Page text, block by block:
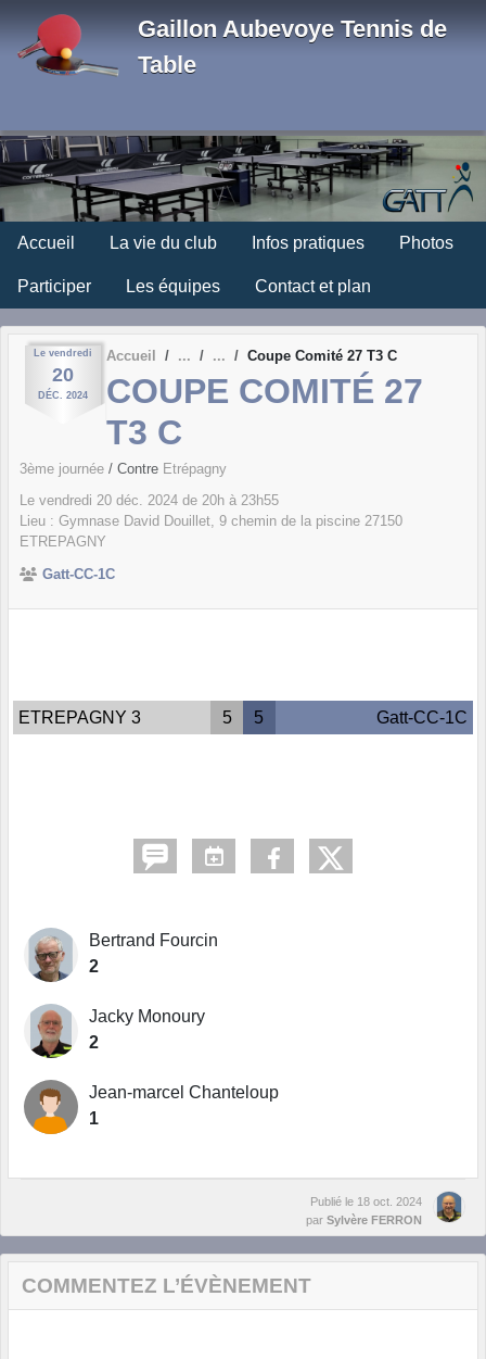
Gaillon Aubevoye Tennis de
Table
Accueil La vie du club Infos pratiques Photos
Participer Les équipes Contact et plan
Le vendredi
20
DÉC. 2024
Accueil Coupe Comité 27 T3 C
COUPE COMITÉ 27
T3 C
3ème journée / Contre Etrépagny
Le vendredi 20 déc. 2024 de 20h à 23h55
Lieu : Gymnase David Douillet, 9 chemin de la piscine 27150
ETREPAGNY
Gatt-CC-1C
ETREPAGNY 3 5 5 Gatt-CC-1C
Bertrand Fourcin
2
Jacky Monoury
2
Jean-marcel Chanteloup
1
Publié le 18 oct. 2024
par Sylvère FERRON
COMMENTEZ L’ÉVÈNEMENT
Panneau de gestion des cookies